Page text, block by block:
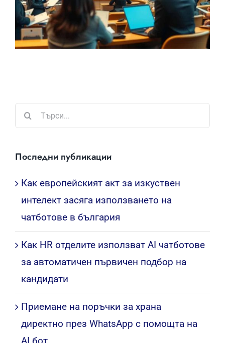
Търсене
...
Последни публикации
Как европейският акт за изкуствен
интелект засяга използването на
чатботове в българия
Как HR отделите използват AI чатботове
за автоматичен първичен подбор на
кандидати
Приемане на поръчки за храна
директно през WhatsApp с помощта на